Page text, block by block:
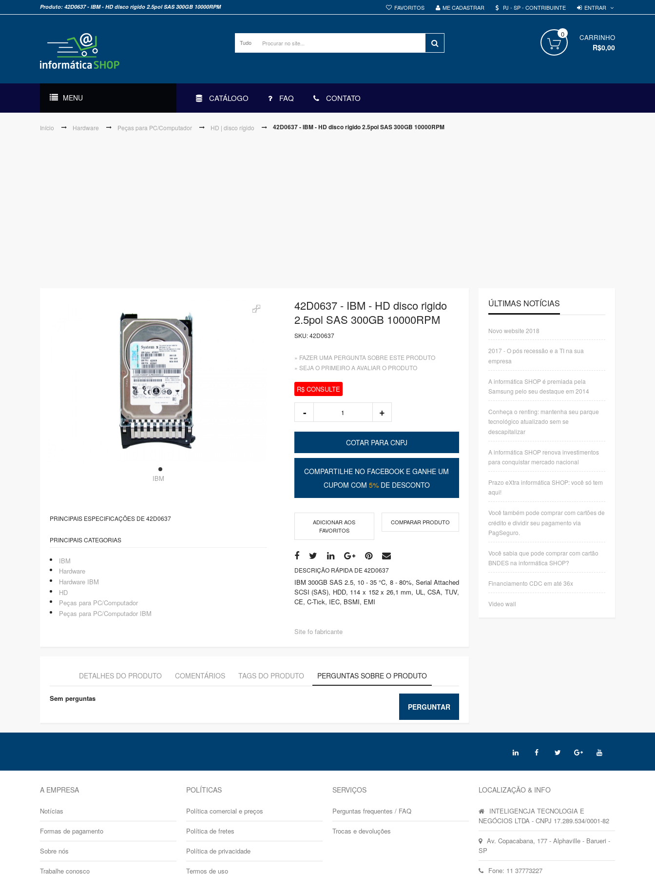
FAVORITOS ME CADASTRAR PJ - SP - CONTRIBUINTE ENTRAR
Produto: 42D0637 - IBM - HD disco rigido 2.5pol SAS 300GB 10000RPM
Tudo
CARRINHO
0
R$0,00
MENU CATÁLOGO FAQ CONTATO
Início Hardware Peças para PC/Computador HD | disco rígido 42D0637 - IBM - HD disco rigido 2.5pol SAS 300GB 10000RPM
IBM
PRINCIPAIS ESPECIFICAÇÕES DE 42D0637
PRINCIPAIS CATEGORIAS
IBM
Hardware
Hardware IBM
HD
Peças para PC/Computador
Peças para PC/Computador IBM
42D0637 - IBM - HD disco rigido
2.5pol SAS 300GB 10000RPM
SKU:42D0637
» FAZER UMA PERGUNTA SOBRE ESTE PRODUTO
» SEJA O PRIMEIRO A AVALIAR O PRODUTO
R$ CONSULTE
COTAR PARA CNPJ
COMPARTILHE NO FACEBOOK E GANHE UM
CUPOM COM 5%DE DESCONTO
ADICIONAR AOS
FAVORITOS
COMPARAR PRODUTO
DESCRIÇÃO RÁPIDA DE 42D0637
IBM 300GB SAS 2.5, 10 - 35 °C, 8 - 80%, Serial Attached
SCSI (SAS), HDD, 114 x 152 x 26,1 mm, UL, CSA, TUV,
CE, C-Tick, IEC, BSMI, EMI
Site fo fabricante
DETALHES DO PRODUTO COMENTÁRIOS TAGS DO PRODUTO PERGUNTAS SOBRE O PRODUTO
PERGUNTAR
Sem perguntas
ÚLTIMAS NOTÍCIAS
Novo website 2018
2017 - O pós recessão e a TI na sua
empresa
A informática SHOP é premiada pela
Samsung pelo seu destaque em 2014
Conheça o renting: mantenha seu parque
tecnológico atualizado sem se
descapitalizar
A informática SHOP renova investimentos
para conquistar mercado nacional
Prazo eXtra informática SHOP: você só tem
aqui!
Você também pode comprar com cartões de
crédito e dividir seu pagamento via
PagSeguro.
Você sabia que pode comprar com cartão
BNDES na informática SHOP?
Financiamento CDC em até 36x
Video wall
A EMPRESA
Notícias
Formas de pagamento
Sobre nós
Trabalhe conosco
POLÍTICAS
Política comercial e preços
Política de fretes
Política de privacidade
Termos de uso
SERVIÇOS
Perguntas frequentes / FAQ
Trocas e devoluções
LOCALIZAÇÃO & INFO
INTELIGENCJA TECNOLOGIA E
NEGÓCIOS LTDA - CNPJ 17.289.534/0001-82
Av. Copacabana, 177 - Alphaville - Barueri -
SP
Fone: 11 37773227